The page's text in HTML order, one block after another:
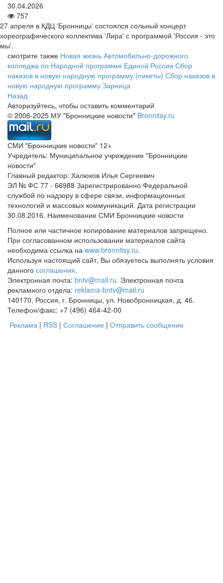
30.04.2026
757
27 апреля в КДЦ 'Бронницы' состоялся сольный концерт
хореографического коллектива 'Лира' с программой 'Россия - это
мы'.
смотрите также Новая жизнь Автомобильно-дорожного
колледжа по Народной программе Единой России Сбор
наказов в новую народную программу (пикеты) Сбор наказов в
новую народную программу Зарница
Назад
Авторизуйтесь, чтобы оставить комментарий
© 2006-2025 МУ "Бронницкие новости" Bronnitsy.ru
СМИ "Бронницкие новости" 12+
Учредитель: Муниципальное учреждение "Бронницкие
новости"
Главный редактор: Халюков Илья Сергеевич
ЭЛ № ФС 77 - 66988 Зарегистрированно Федеральной
службой по надзору в сфере связи, информационных
технологий и массовых коммуникаций. Дата регистрации
30.08.2016. Наименование СМИ Бронницкие новости
Полное или частичное копирование материалов запрещено.
При согласованном использовании материалов сайта
необходима ссылка на www.bronnitsy.ru.
Используя настоящий сайт, Вы обязуетесь выполнять условия
данного соглашения.
Электронная почта: bntv@mail.ru. Электронная почта
рекламного отдела: reklama-bntv@mail.ru
140170, Россия, г. Бронницы, ул. Новобронницкая, д. 46.
Телефон/факс: +7 (496) 464-42-00
Реклама | RSS | Соглашение | Отправить сообщение